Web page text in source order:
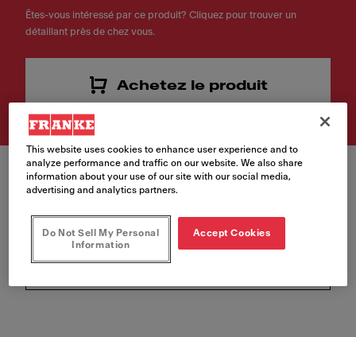
Êtes-vous intéressé par ce produit? Cliquez pour trouver un
détaillant près de chez vous.
Achetez le produit
Couleur
This website uses cookies to enhance user experience and to
analyze performance and traffic on our website. We also share
information about your use of our site with our social media,
advertising and analytics partners.
Do Not Sell My Personal
Information
Accept Cookies